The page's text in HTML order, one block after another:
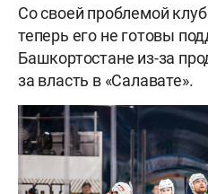
Со своей проблемой
теперь его не готовы
Башкортостане из-за
за власть в «Салавате».